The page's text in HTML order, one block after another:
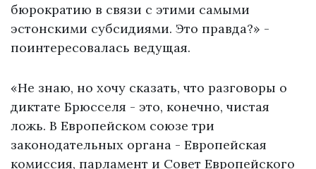
бюрократию в связи с этими самыми
эстонскими субсидиями. Это правда?» -
поинтересовалась ведущая.
«Не знаю, но хочу сказать, что разговоры о
диктате Брюсселя - это, конечно, чистая
ложь. В Европейском союзе три
законодательных органа - Европейская
комиссия, парламент и Совет Европейского